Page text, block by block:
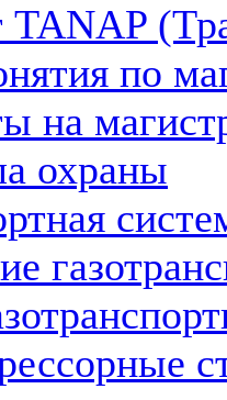
TANAP
по
на
охраны